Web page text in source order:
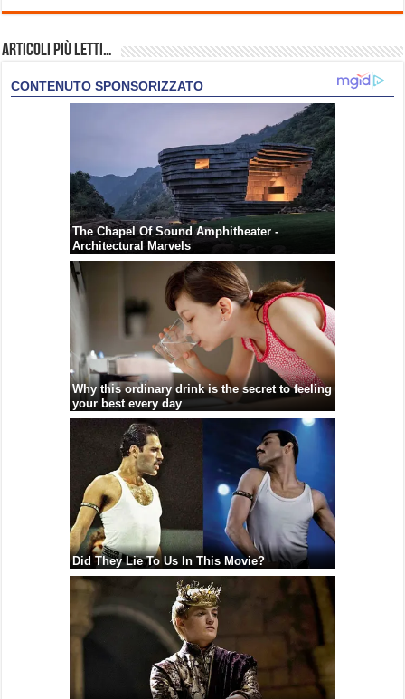
Articoli più Letti…